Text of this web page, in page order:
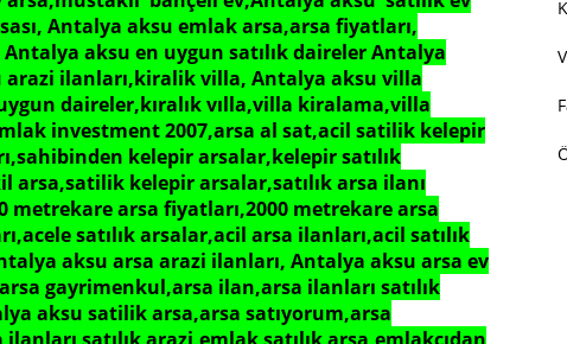
Antalya aksu emlak arsa,arsa fiyatları,
aksu en uygun satılık daireler Antalya
ilanları,kiralik villa, Antalya aksu villa
daireler,kıralık vılla,villa kiralama,villa
investment 2007,arsa al sat,acil satilik kelepir
kelepir arsalar,kelepir satılık
kelepir arsalar,satılık arsa ilanı
metrekare arsa fiyatları,2000 metrekare arsa
satılık arsalar,acil arsa ilanları,acil satılık
aksu arsa arazi ilanları, Antalya aksu arsa ev
gayrimenkul,arsa ilan,arsa ilanları satılık
aksu satilik arsa,arsa satıyorum,arsa